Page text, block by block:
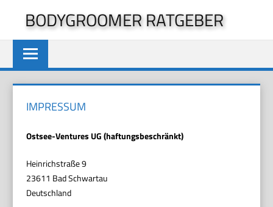
springen
BODYGROOMER RATGEBER
IMPRESSUM
Ostsee-Ventures UG (haftungsbeschränkt)
Heinrichstraße 9
23611 Bad Schwartau
Deutschland